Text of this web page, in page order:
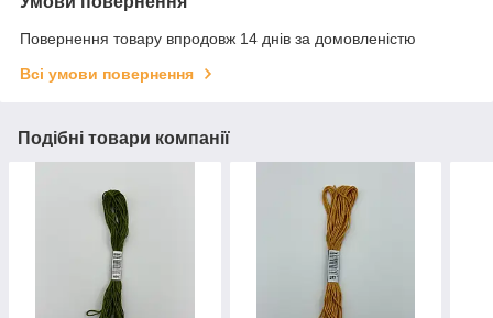
Повернення товару впродовж 14 днів за домовленістю
Всі умови повернення
Подібні товари компанії